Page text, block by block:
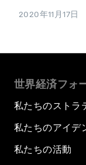
2020年11月17日
世界経済フォ
私たちのストラ
私たちのアイデ
私たちの活動